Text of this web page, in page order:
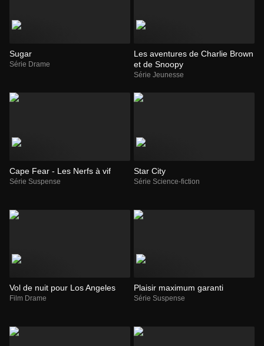
Sugar
Série Drame
Les aventures de Charlie Brown
et de Snoopy
Série Jeunesse
Cape Fear - Les Nerfs à vif
Série Suspense
Star City
Série Science-fiction
Vol de nuit pour Los Angeles
Film Drame
Plaisir maximum garanti
Série Suspense